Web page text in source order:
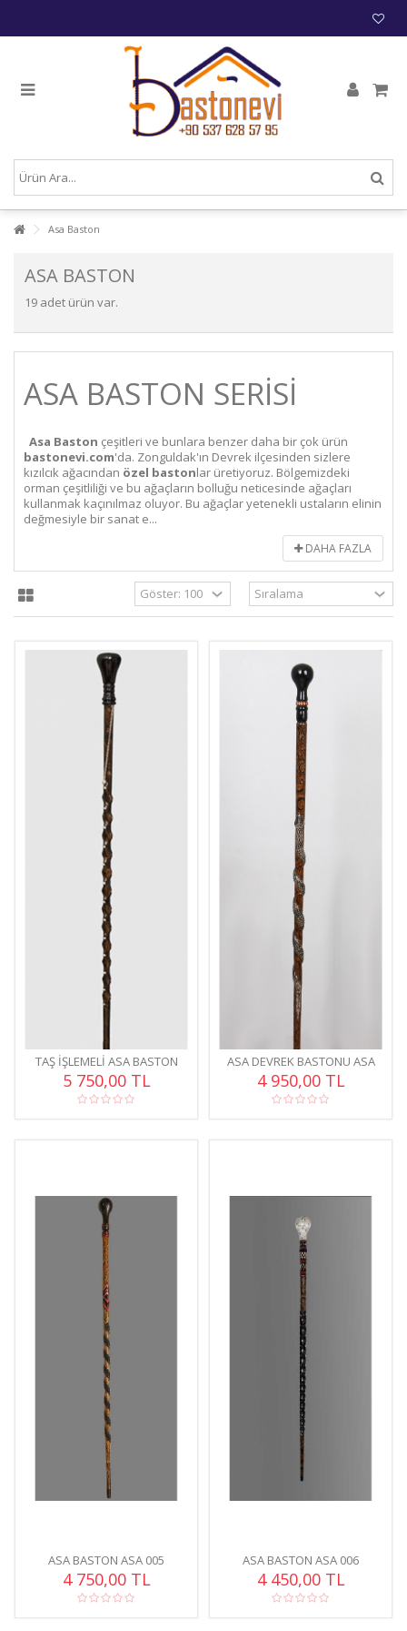
Asa Baston
ASA BASTON
19 adet ürün var.
ASA BASTON SERISI
Asa Baston çeşitleri ve bunlara benzer daha bir çok ürün
bastonevi.com'da. Zonguldak'ın Devrek ilçesinden sizlere
kızılcık ağacından özel bastonlar üretiyoruz. Bölgemizdeki
orman çeşitliliği ve bu ağaçların bolluğu neticesinde ağaçları
kullanmak kaçınılmaz oluyor. Bu ağaçlar yetenekli ustaların elinin
değmesiyle bir sanat e...
DAHA FAZLA
TAŞ İŞLEMELI ASA BASTON
ASA 001
5 750,00 TL
ASA DEVREK BASTONU ASA
004
4 950,00 TL
ASA BASTON ASA 005
4 750,00 TL
ASA BASTON ASA 006
4 450,00 TL